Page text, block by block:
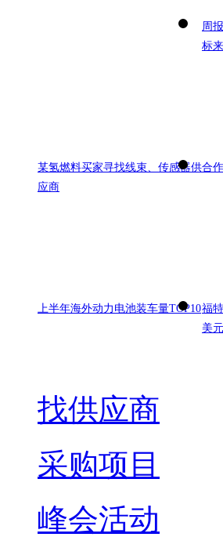
周
标
某氢燃料买家寻找线束、传感器供
应商
合
上半年海外动力电池装车量TOP10福
美元
找供应商
采购项目
峰会活动